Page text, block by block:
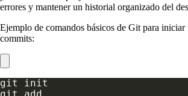
errores y mantener un historial organizado del
Ejemplo de comandos básicos de Git para
commits: